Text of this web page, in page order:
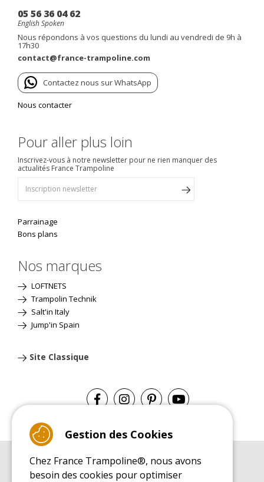
05 56 36 04 62
English Spoken
Nous répondons à vos questions du lundi au vendredi de 9h à
17h30
contact@france-trampoline.com
Contactez nous sur WhatsApp
Nous contacter
Pour aller plus loin
Inscrivez-vous à notre newsletter pour ne rien manquer des
actualités France Trampoline
Parrainage
Bons plans
Nos marques
LOFTNETS
Trampolin Technik
Salt'in Italy
Jump'in Spain
Site Classique
GUIDE D'ACHAT
Guide d'achat pour les trampolines de loisirs
Gestion des Cookies
Chez France Trampoline®, nous avons
besoin des cookies pour optimiser